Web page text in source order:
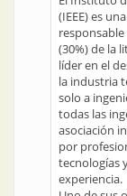
(IEEE) es
(30%) de la
líder en el
la industria
solo a
todas las
asociación
por
tecnologías
experiencia.